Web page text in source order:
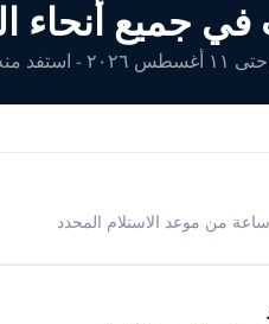
في جميع أنحاء
اليوم!